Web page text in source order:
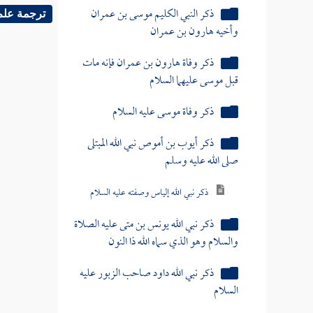
ذكر النبي الكليم موسى بن عمران
وأخيه هارون بن عمران
ذكر وفاة هارون بن عمران فإنه مات
قبل موسى عليهما السلام
ذكر وفاة موسى عليه السلام
ذكر أيوب بن أموص نبي الله المبتلى
صلى الله عليه وسلم
ذكر نبي الله إلياس وصفته عليه السلام
ذكر نبي الله يونس بن متى عليه الصلاة
والسلام وهو الذي سماه الله ذا النون
ذكر نبي الله داود صاحب الزبور عليه
السلام
ترجمة